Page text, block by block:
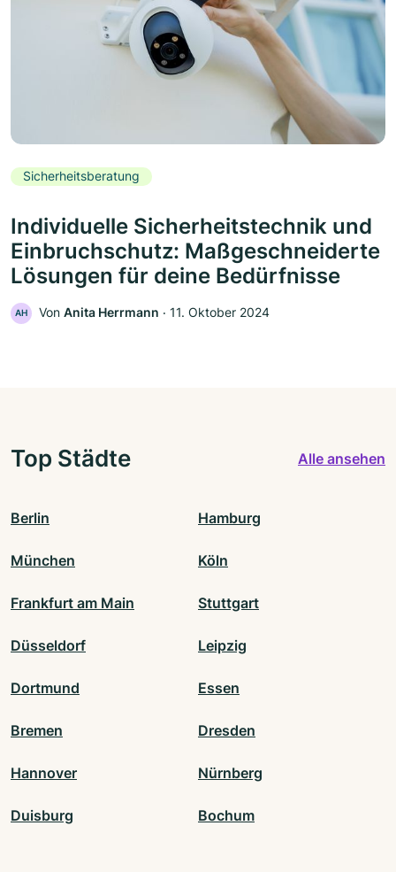
Sicherheitsberatung
Individuelle Sicherheitstechnik und
Einbruchschutz: Maßgeschneiderte
Lösungen für deine Bedürfnisse
AH Von Anita Herrmann ‧ 11. Oktober 2024
Top Städte Alle ansehen
Berlin Hamburg
München Köln
Frankfurt am Main Stuttgart
Düsseldorf Leipzig
Dortmund Essen
Bremen Dresden
Hannover Nürnberg
Duisburg Bochum